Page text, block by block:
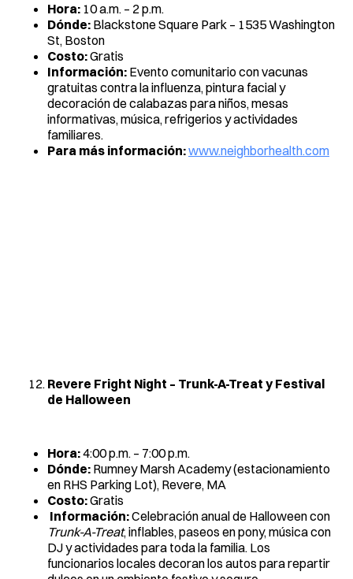
Hora: 10 a.m. – 2 p.m.
Dónde: Blackstone Square Park – 1535 Washington
St, Boston
Costo:Gratis
Información: Evento comunitario con vacunas
gratuitas contra la influenza, pintura facial y
decoración de calabazas para niños, mesas
informativas, música, refrigerios y actividades
familiares.
Para más información:www.neighborhealth.com
Revere Fright Night – Trunk-A-Treat y Festival
de Halloween
Hora:4:00 p.m. – 7:00 p.m.
Dónde: Rumney Marsh Academy (estacionamiento
en RHS Parking Lot), Revere, MA
Costo:Gratis
Información:Celebración anual de Halloween con
Trunk-A-Treat, inflables, paseos en pony, música con
DJ y actividades para toda la familia. Los
funcionarios locales decoran los autos para repartir